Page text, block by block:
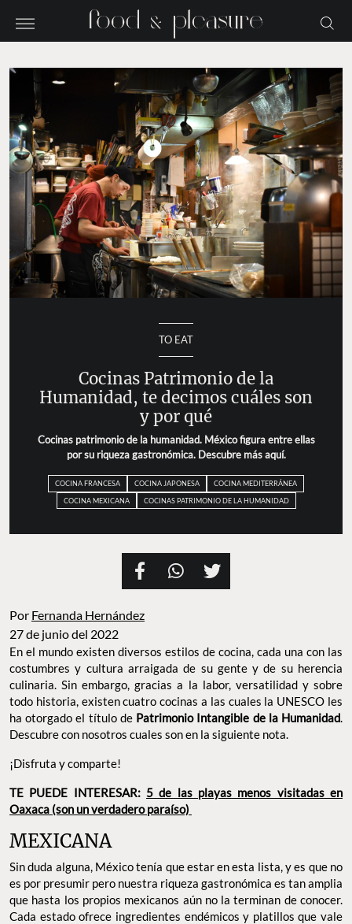
TO EAT
Cocinas Patrimonio de la
Humanidad, te decimos cuáles son
y por qué
Cocinas patrimonio de la humanidad. México figura entre ellas
por su riqueza gastronómica. Descubre más aquí.
COCINA FRANCESA COCINA JAPONESA
COCINA MEDITERRÁNEA
COCINA MEXICANA
COCINAS PATRIMONIO DE LA HUMANIDAD
Por Fernanda Hernández
27 de junio del 2022
En el mundo existen diversos estilos de cocina, cada una con las
costumbres y cultura arraigada de su gente y de su herencia
culinaria. Sin embargo, gracias a la labor, versatilidad y sobre
todo historia, existen cuatro cocinas a las cuales la UNESCO les
ha otorgado el título de Patrimonio Intangible de la Humanidad.
Descubre con nosotros cuales son en la siguiente nota.
¡Disfruta y comparte!
TE PUEDE INTERESAR: 5 de las playas menos visitadas en
Oaxaca (son un verdadero paraíso)
MEXICANA
Sin duda alguna, México tenía que estar en esta lista, y es que no
es por presumir pero nuestra riqueza gastronómica es tan amplia
que hasta los propios mexicanos aún no la terminan de conocer.
Cada estado ofrece ingredientes endémicos y platillos que vale